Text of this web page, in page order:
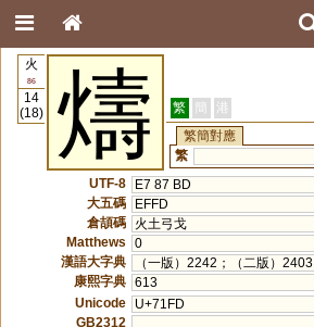
火
86
14
(18)
燽 繁 簡 港
繁簡對應
繁
UTF-8
E7 87 BD
大五碼
EFFD
倉頡碼
火土弓戈
Matthews
0
漢語大字典
（一版）2242；（二版）2403
康熙字典 613
Unicode
U+71FD
GB2312